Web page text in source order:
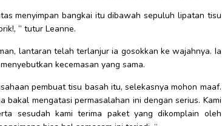
menyimpan bangkai itu dibawah sepuluh lipatan tisu
” tutur Leanne.
lantaran telah terlanjur ia gosokkan ke wajahnya. Ia
kecemasan yang sama.
pembuat tisu basah itu, selekasnya mohon maaf.
bakal mengatasi permasalahan ini dengan serius. Kami
sesudah kami terima paket yang dikomplain oleh